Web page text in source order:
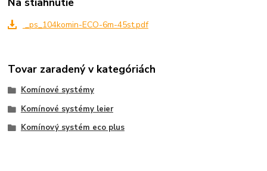
_ps_104komin-ECO-6m-45st.pdf
Tovar zaradený v kategóriách
Komínové systémy
Komínové systémy leier
Komínový systém eco plus